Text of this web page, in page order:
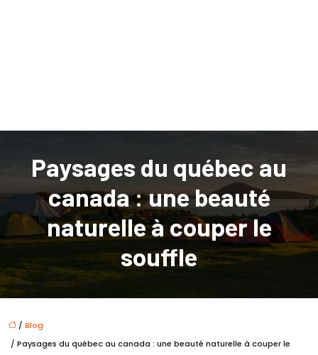
Paysages du québec au
canada : une beauté
naturelle à couper le
souffle
/ Blog
/ Paysages du québec au canada : une beauté naturelle à couper le